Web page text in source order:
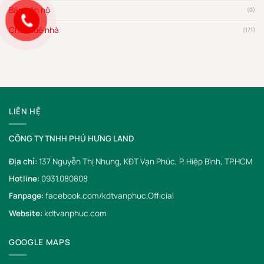
Bán căn hộ (0)
Cho thuê nhà (171)
LIÊN HỆ
CÔNG TY TNHH PHÚ HƯNG LAND
Địa chỉ: 137 Nguyễn Thị Nhung, KĐT Vạn Phúc, P. Hiệp Bình, TP.HCM
Hotline: 0931.080808
Fanpage: facebook.com/kdtvanphuc.Official
Website: kdtvanphuc.com
GOOGLE MAPS